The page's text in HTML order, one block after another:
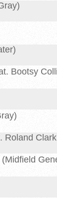
Bootsy
Roland